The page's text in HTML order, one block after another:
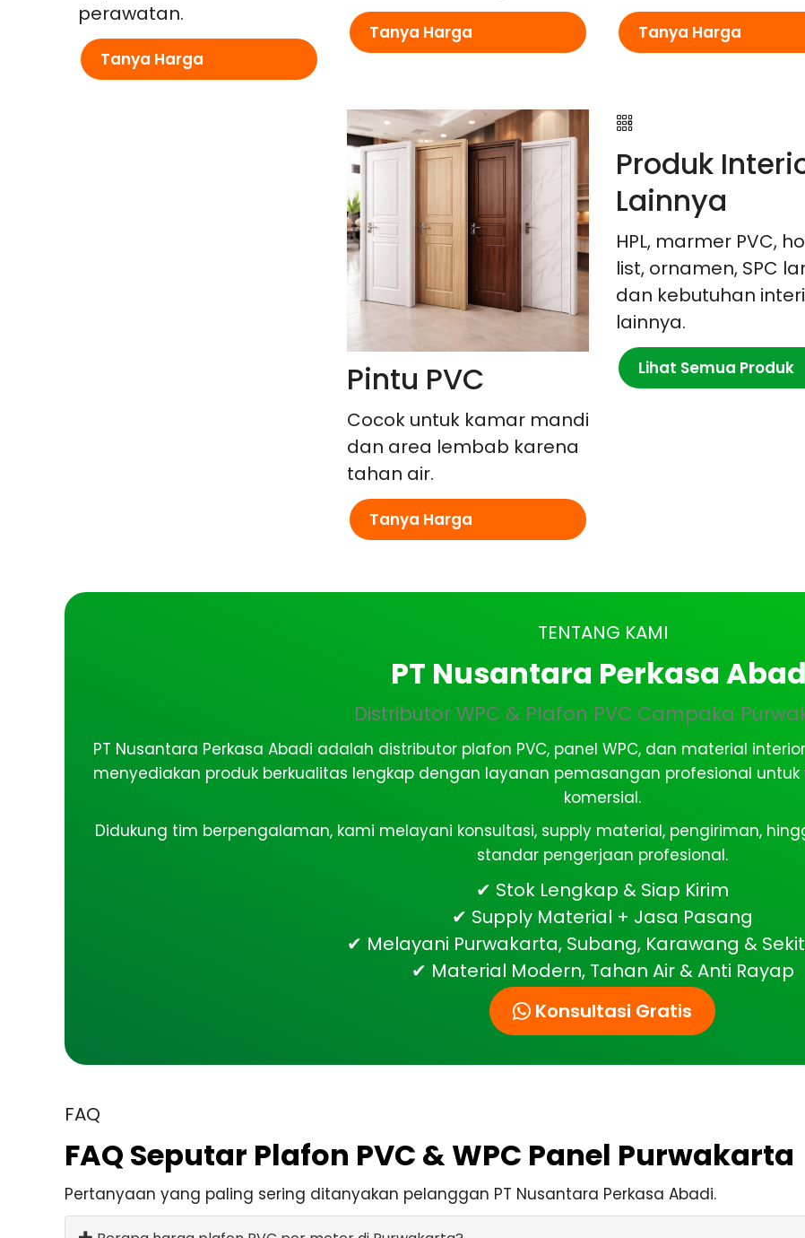
perawatan.
Tanya Harga
Tanya Harga Tanya Harga
Pintu PVC
Cocok untuk kamar mandi
dan area lembab karena
tahan air.
Tanya Harga
Produk
Lainnya
HPL, marmer PVC,
list, ornamen, SPC
dan kebutuhan
lainnya.
Lihat Semua Produk
TENTANG KAMI
PT Nusantara Perkasa
Distributor WPC & Plafon PVC Campaka
PT Nusantara Perkasa Abadi adalah distributor plafon PVC, panel WPC, dan material
menyediakan produk berkualitas lengkap dengan layanan pemasangan profesional
komersial.
Didukung tim berpengalaman, kami melayani konsultasi, supply material, pengiriman,
standar pengerjaan profesional.
✔ Stok Lengkap & Siap Kirim
✔ Supply Material + Jasa Pasang
✔ Melayani Purwakarta, Subang, Karawang &
✔ Material Modern, Tahan Air & Anti Rayap
Konsultasi Gratis
FAQ
FAQ Seputar Plafon PVC & WPC Panel Purwakarta
Pertanyaan yang paling sering ditanyakan pelanggan PT Nusantara Perkasa Abadi.